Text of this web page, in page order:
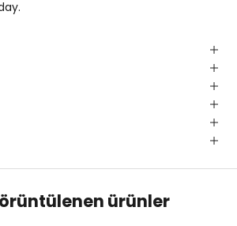
ürünler